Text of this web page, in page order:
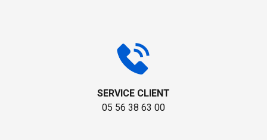
SERVICE CLIENT
05 56 38 63 00